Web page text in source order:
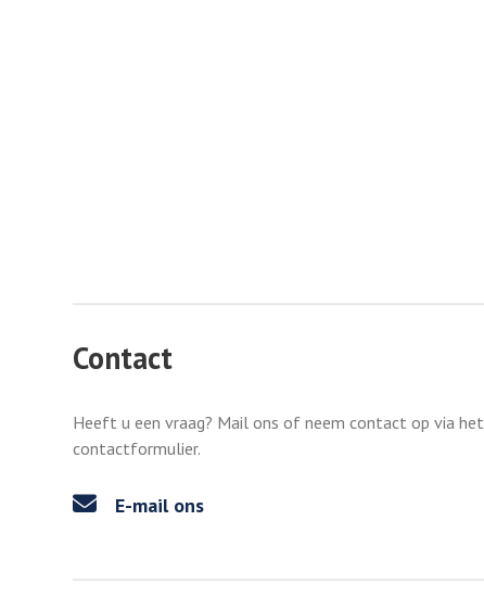
Contact
Heeft u een vraag? Mail ons of neem contact op via het
contactformulier.
E-mail ons